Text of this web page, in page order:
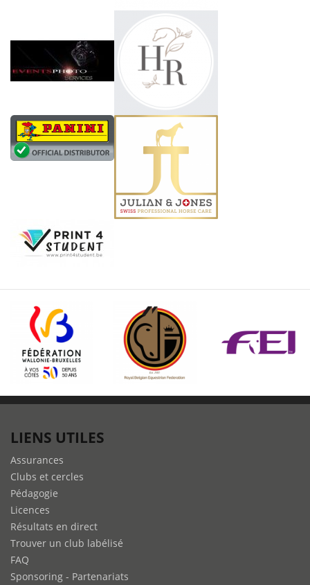
LIENS UTILES
Assurances
Clubs et cercles
Pédagogie
Licences
Résultats en direct
Trouver un club labélisé
FAQ
Sponsoring - Partenariats